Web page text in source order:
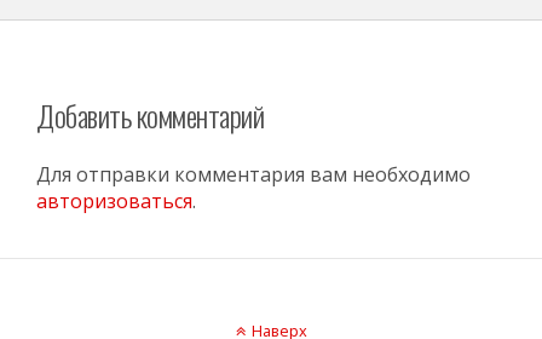
Добавить комментарий
Для отправки комментария вам необходимо
авторизоваться.
Наверх